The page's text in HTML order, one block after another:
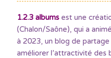
1.2.3 albumsest une
(Chalon/Saône), qui a
à 2023, un blog de partage
améliorer l’attractivité des